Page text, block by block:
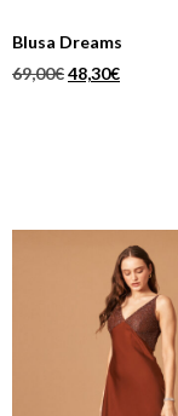
Blusa Dreams
69,00€48,30€